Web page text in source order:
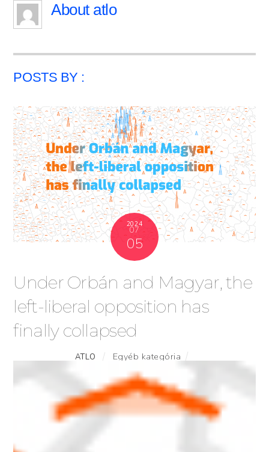
About atlo
POSTS BY :
2024
07
05
Under Orbán and Magyar, the
left-liberal opposition has
finally collapsed
ATLO Egyéb kategória